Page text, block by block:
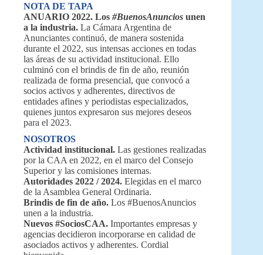
NOTA DE TAPA
ANUARIO 2022. Los #BuenosAnuncios unen
a la industria. La Cámara Argentina de
Anunciantes continuó, de manera sostenida
durante el 2022, sus intensas acciones en todas
las áreas de su actividad institucional. Ello
culminó con el brindis de fin de año, reunión
realizada de forma presencial, que convocó a
socios activos y adherentes, directivos de
entidades afines y periodistas especializados,
quienes juntos expresaron sus mejores deseos
para el 2023.
NOSOTROS
Actividad institucional. Las gestiones realizadas
por la CAA en 2022, en el marco del Consejo
Superior y las comisiones internas.
Autoridades 2022 / 2024. Elegidas en el marco
de la Asamblea General Ordinaria.
Brindis de fin de año. Los #BuenosAnuncios
unen a la industria.
Nuevos #SociosCAA. Importantes empresas y
agencias decidieron incorporarse en calidad de
asociados activos y adherentes. Cordial